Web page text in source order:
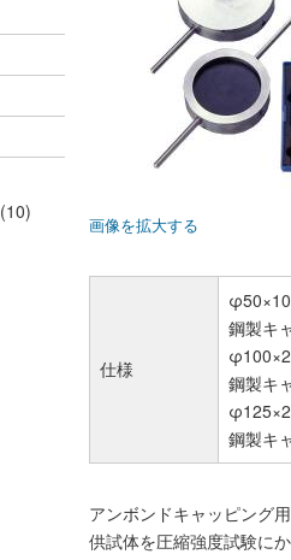
(10)
画像を拡大する
仕様
鋼製キ
鋼製キ
鋼製キ
アンボンドキャッピング
供試体を圧縮強度試験に